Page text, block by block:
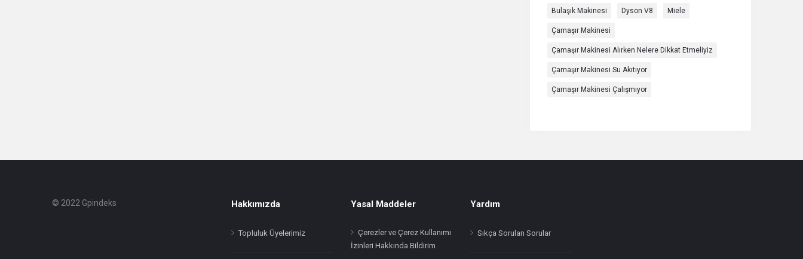
Bulaşık Makinesi Dyson V8 Miele
Çamaşır Makinesi
Çamaşır Makinesi Alırken Nelere Dikkat Etmeliyiz
Çamaşır Makinesi Su Akıtıyor
Çamaşır Makinesi Çalışmıyor
Footer
Hakkında
© 2022 Gpindeks Hakkımızda
Topluluk Üyelerimiz
Yasal Maddeler
Çerezler ve Çerez Kullanımı
İzinleri Hakkında Bildirim
Yardım
Sıkça Sorulan Sorular